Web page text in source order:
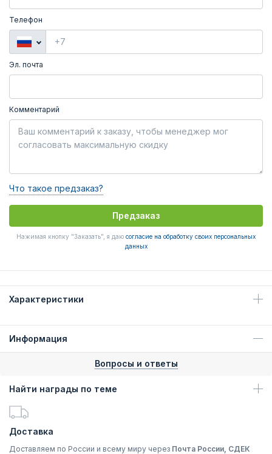
Телефон
Эл. почта
Комментарий
Что такое предзаказ?
Предзаказ
Нажимая кнопку "Заказать", я даю согласие на обработку своих персональных
данных
Характеристики
Информация
Вопросы и ответы
Найти награды по теме
Доставка
Доставляем по России и всему миру через Почта России, СДЕК